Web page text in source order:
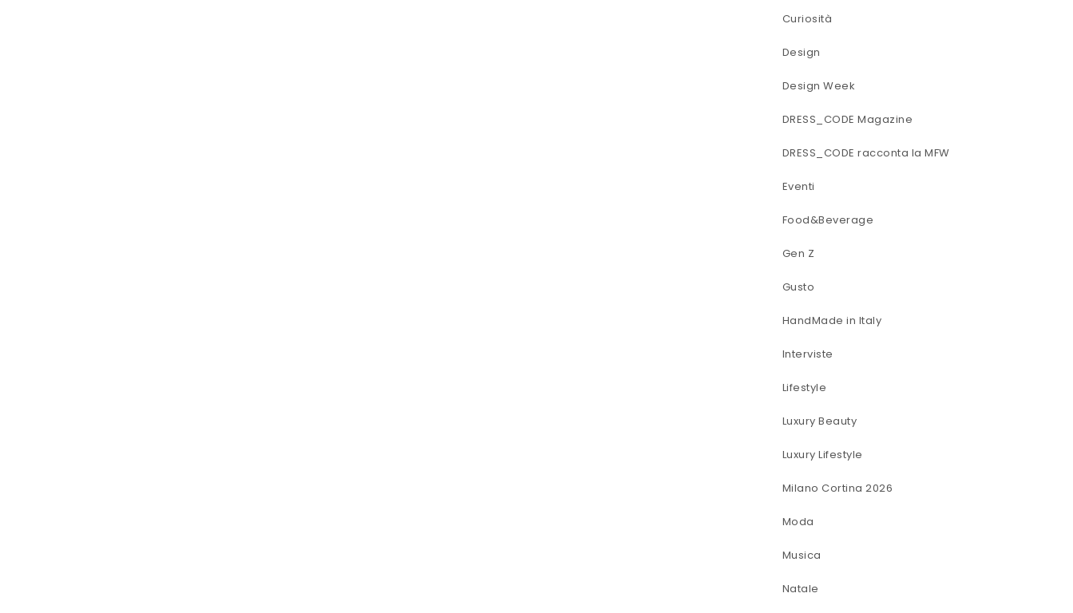
Curiosità
Design
Design Week
DRESS_CODE Magazine
DRESS_CODE racconta la MFW
Eventi
Food&Beverage
Gen Z
Gusto
HandMade in Italy
Interviste
Lifestyle
Luxury Beauty
Luxury Lifestyle
Milano Cortina 2026
Moda
Musica
Natale